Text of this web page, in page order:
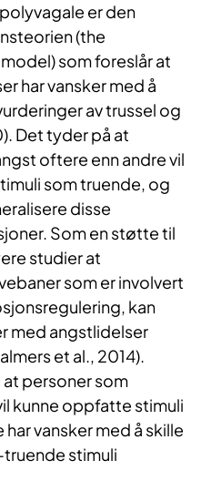
er den
(the
som foreslår at
har vansker med å
av trussel og
Det tyder på at
oftere enn andre vil
som truende, og
disse
Som en støtte til
studier at
som er involvert
kan
med angstlidelser
et al., 2014).
personer som
kunne oppfatte stimuli
vansker med å skille
stimuli